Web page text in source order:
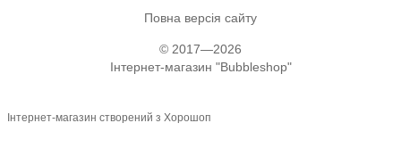
Повна версія сайту
© 2017—2026
Інтернет-магазин "Bubbleshop"
Інтернет-магазин створений з Хорошоп